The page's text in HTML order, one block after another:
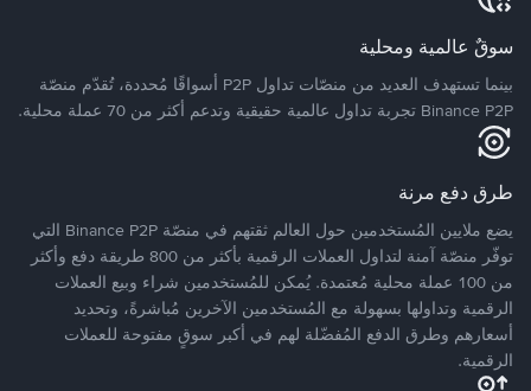
سوقٌ عالمية ومحلية
بينما تستهدف العديد من منصّات تداول P2P أسواقًا مُحددة، تُقدّم منصّة
Binance P2P تجربة تداول عالمية حقيقية وتدعم أكثر من 70 عملة محلية.
طرق دفع مرنة
يضع ملايين المُستخدمين حول العالم ثقتهم في منصّة Binance P2P التي
توفّر منصّة آمنة لتداول العملات الرقمية بأكثر من 800 طريقة دفع وأكثر
من 100 عملة محلية مُعتمدة. يُمكن للمُستخدمين شراء وبيع العملات
الرقمية وتداولها بسهولة مع المُستخدمين الآخرين مُباشرةً، وتحديد
أسعارهم وطرق الدفع المُفضّلة لهم في أكبر سوقٍ مفتوحة للعملات
الرقمية.